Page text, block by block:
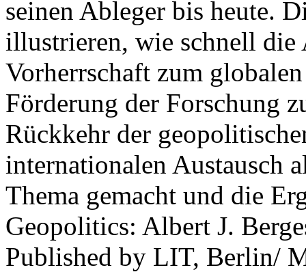
seinen Ableger bis heute.
illustrieren, wie schnell die
Vorherrschaft zum
Förderung der Forschung
Rückkehr der
internationalen Austausch
Thema gemacht und die
Geopolitics: Albert J.
Published by LIT, Berlin/